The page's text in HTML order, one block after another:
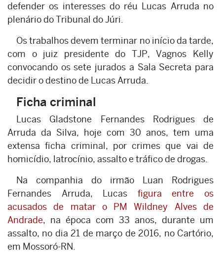
defender os interesses do réu Lucas Arruda no
plenário do Tribunal do Júri.
Os trabalhos devem terminar no início da tarde,
com o juiz presidente do TJP, Vagnos Kelly
convocando os sete jurados a Sala Secreta para
decidir o destino de Lucas Arruda.
Ficha criminal
Lucas Gladstone Fernandes Rodrigues de
Arruda da Silva, hoje com 30 anos, tem uma
extensa ficha criminal, por crimes que vai de
homicídio, latrocínio, assalto e tráfico de drogas.
Na companhia do irmão Luan Rodrigues
Fernandes Arruda, Lucas figura entre os
acusados de matar o PM Wildney Alves de
Andrade, na época com 33 anos, durante um
assalto, no dia 21 de março de 2016, no Cartório,
em Mossoró-RN.